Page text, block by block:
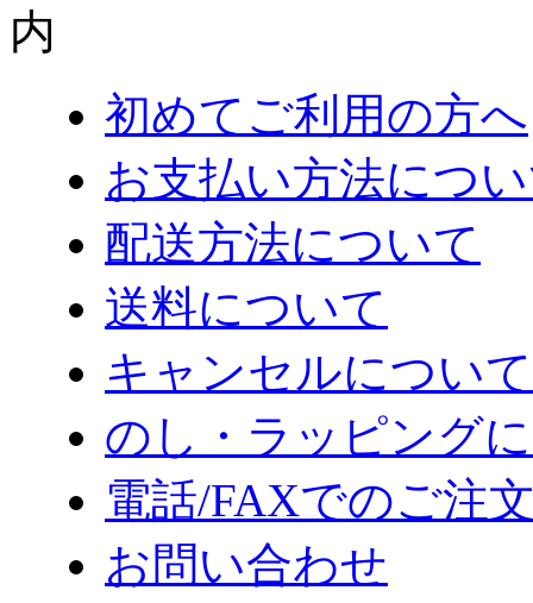
初めてご利用の方へ
お支払い方法につ
配送方法について
送料について
キャンセルについて
のし・ラッピング
電話/FAXでのご注
お問い合わせ